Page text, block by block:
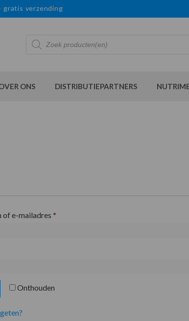
gratis verzending
Producten
zoeken
ONS DISTRIBUTIEPARTNERS
of e-mailadres *
Onthouden